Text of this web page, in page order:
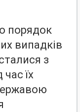
порядок
випадків
з
їх